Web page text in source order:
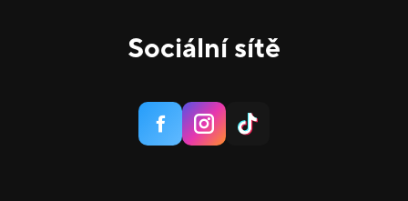
Sociální sítě